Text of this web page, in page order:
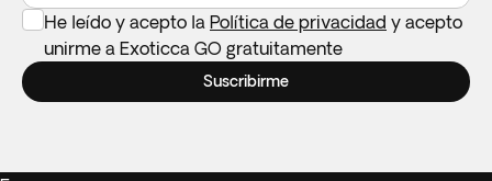
He leído y acepto la Política de privacidad y acepto
unirme a Exoticca GO gratuitamente
Suscribirme